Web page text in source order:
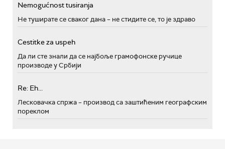
Nemogućnost tusiranja
Не туширате се сваког дана – не стидите се, то је здраво
Cestitke za uspeh
Да ли сте знали да се најбоље грамофонске ручице
производе у Србији
Re: Eh...
Лесковачка спржа – производ са заштићеним географским
пореклом